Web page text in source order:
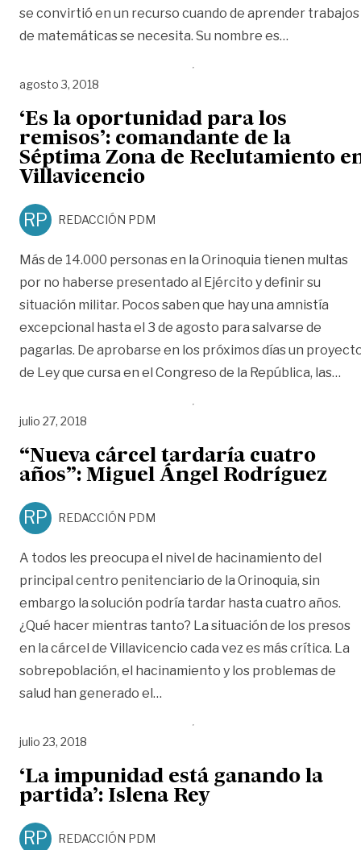
se convirtió en un recurso cuando de aprender trabajos
de matemáticas se necesita. Su nombre es…
agosto 3, 2018
‘Es la oportunidad para los
remisos’: comandante de la
Séptima Zona de Reclutamiento
Villavicencio
RP REDACCIÓN PDM
Más de 14.000 personas en la Orinoquia tienen multas
por no haberse presentado al Ejército y definir su
situación militar. Pocos saben que hay una amnistía
excepcional hasta el 3 de agosto para salvarse de
pagarlas. De aprobarse en los próximos días un
de Ley que cursa en el Congreso de la República, las…
julio 27, 2018
“Nueva cárcel tardaría cuatro
años”: Miguel Ángel Rodríguez
RP REDACCIÓN PDM
A todos les preocupa el nivel de hacinamiento del
principal centro penitenciario de la Orinoquia, sin
embargo la solución podría tardar hasta cuatro años.
¿Qué hacer mientras tanto? La situación de los presos
en la cárcel de Villavicencio cada vez es más crítica. La
sobrepoblación, el hacinamiento y los problemas de
salud han generado el…
julio 23, 2018
‘La impunidad está ganando la
partida’: Islena Rey
RP REDACCIÓN PDM